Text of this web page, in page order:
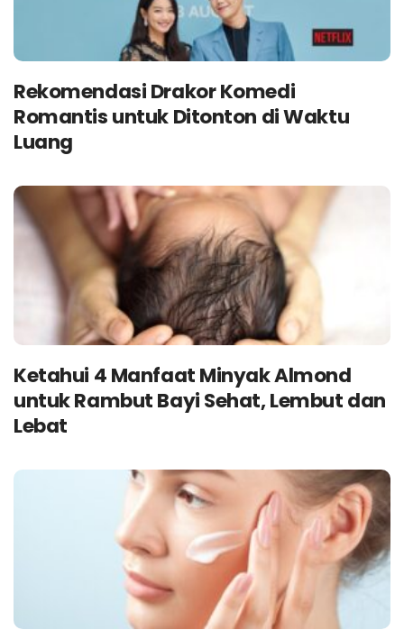
Rekomendasi Drakor Komedi
Romantis untuk Ditonton di Waktu
Luang
Ketahui 4 Manfaat Minyak Almond
untuk Rambut Bayi Sehat, Lembut dan
Lebat